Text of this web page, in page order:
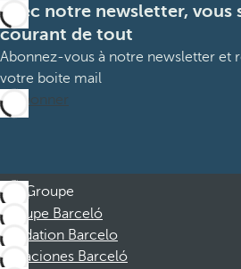
Avec notre newsletter, vous
courant de tout
Abonnez-vous à notre newsletter et
votre boite mail
M’abonner
Groupe
Groupe Barceló
Fondation Barcelo
Vacaciones Barceló